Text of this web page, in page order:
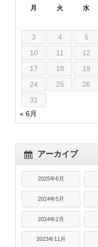
月 火 水
3
4 5
10
11 12
17
18 19
24
25 26
31
« 6月
アーカイブ
2025年6月
2024年5月
2024年2月
2023年11月